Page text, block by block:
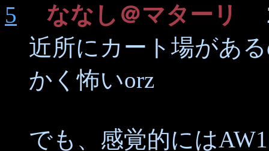
5
ななし＠マターリ
近所にカート場があ
かく怖いorz
でも、感覚的には